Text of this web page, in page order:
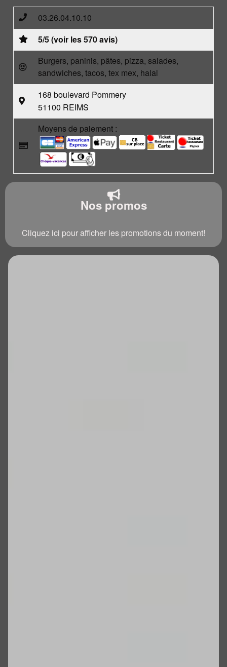
03.26.04.10.10
5/5 (voir les 570 avis)
Burgers, paninis, pâtes, pizza, salades,
sandwiches, tacos, tex mex, halal
168 boulevard Pommery
51100 REIMS
Moyens de paiement :
Nos promos
Cliquez ici pour afficher les promotions du moment!